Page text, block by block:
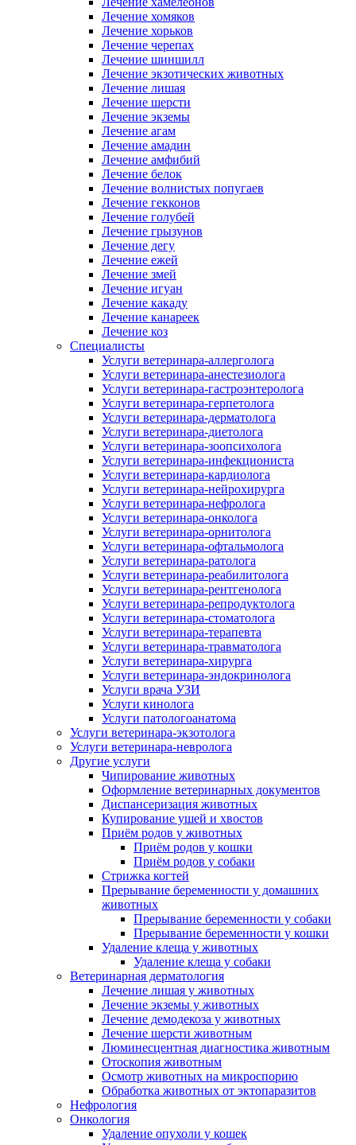
Лечение хомяков
Лечение хорьков
Лечение черепах
Лечение шиншилл
Лечение экзотических животных
Лечение лишая
Лечение шерсти
Лечение экземы
Лечение агам
Лечение амадин
Лечение амфибий
Лечение белок
Лечение волнистых попугаев
Лечение гекконов
Лечение голубей
Лечение грызунов
Лечение дегу
Лечение ежей
Лечение змей
Лечение игуан
Лечение какаду
Лечение канареек
Лечение коз
Специалисты
Услуги ветеринара-аллерголога
Услуги ветеринара-анестезиолога
Услуги ветеринара-гастроэнтеролога
Услуги ветеринара-герпетолога
Услуги ветеринара-дерматолога
Услуги ветеринара-диетолога
Услуги ветеринара-зоопсихолога
Услуги ветеринара-инфекциониста
Услуги ветеринара-кардиолога
Услуги ветеринара-нейрохирурга
Услуги ветеринара-нефролога
Услуги ветеринара-онколога
Услуги ветеринара-орнитолога
Услуги ветеринара-офтальмолога
Услуги ветеринара-ратолога
Услуги ветеринара-реабилитолога
Услуги ветеринара-рентгенолога
Услуги ветеринара-репродуктолога
Услуги ветеринара-стоматолога
Услуги ветеринара-терапевта
Услуги ветеринара-травматолога
Услуги ветеринара-хирурга
Услуги ветеринара-эндокринолога
Услуги врача УЗИ
Услуги кинолога
Услуги патологоанатома
Услуги ветеринара-экзотолога
Услуги ветеринара-невролога
Другие услуги
Чипирование животных
Оформление ветеринарных документов
Диспансеризация животных
Купирование ушей и хвостов
Приём родов у животных
Приём родов у кошки
Приём родов у собаки
Стрижка когтей
Прерывание беременности у домашних
животных
Прерывание беременности у собаки
Прерывание беременности у кошки
Удаление клеща у животных
Удаление клеща у собаки
Ветеринарная дерматология
Лечение лишая у животных
Лечение экземы у животных
Лечение демодекоза у животных
Лечение шерсти животным
Люминесцентная диагностика животным
Отоскопия животным
Осмотр животных на микроспорию
Обработка животных от эктопаразитов
Нефрология
Онкология
Удаление опухоли у кошек